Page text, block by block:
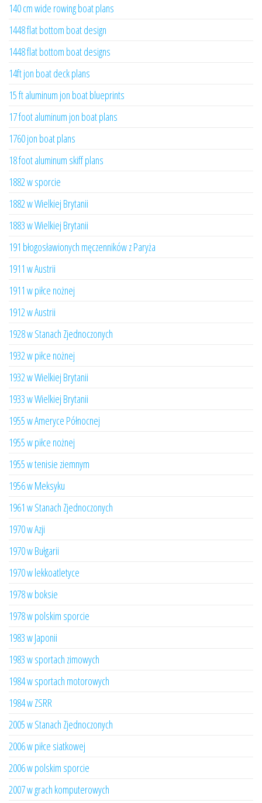
140 cm wide rowing boat plans
1448 flat bottom boat design
1448 flat bottom boat designs
14ft jon boat deck plans
15 ft aluminum jon boat blueprints
17 foot aluminum jon boat plans
1760 jon boat plans
18 foot aluminum skiff plans
1882 w sporcie
1882 w Wielkiej Brytanii
1883 w Wielkiej Brytanii
191 błogosławionych męczenników z Paryża
1911 w Austrii
1911 w piłce nożnej
1912 w Austrii
1928 w Stanach Zjednoczonych
1932 w piłce nożnej
1932 w Wielkiej Brytanii
1933 w Wielkiej Brytanii
1955 w Ameryce Północnej
1955 w piłce nożnej
1955 w tenisie ziemnym
1956 w Meksyku
1961 w Stanach Zjednoczonych
1970 w Azji
1970 w Bułgarii
1970 w lekkoatletyce
1978 w boksie
1978 w polskim sporcie
1983 w Japonii
1983 w sportach zimowych
1984 w sportach motorowych
1984 w ZSRR
2005 w Stanach Zjednoczonych
2006 w piłce siatkowej
2006 w polskim sporcie
2007 w grach komputerowych